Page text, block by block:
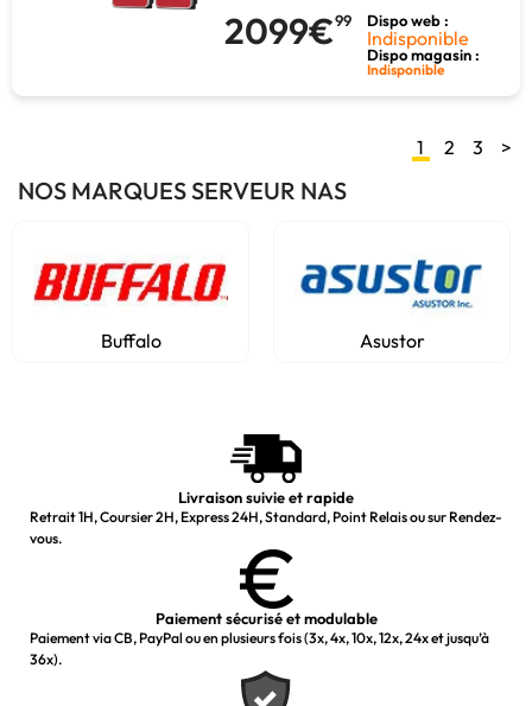
2099€99 Dispo web :
Indisponible
Dispo magasin :
Indisponible
1 2 3 >
NOS MARQUES SERVEUR NAS
Buffalo Asustor
Livraison suivie et rapide
Retrait 1H, Coursier 2H, Express 24H, Standard, Point Relais ou sur Rendez-
vous.
Paiement sécurisé et modulable
Paiement via CB, PayPal ou en plusieurs fois (3x, 4x, 10x, 12x, 24x et jusqu’à
36x).